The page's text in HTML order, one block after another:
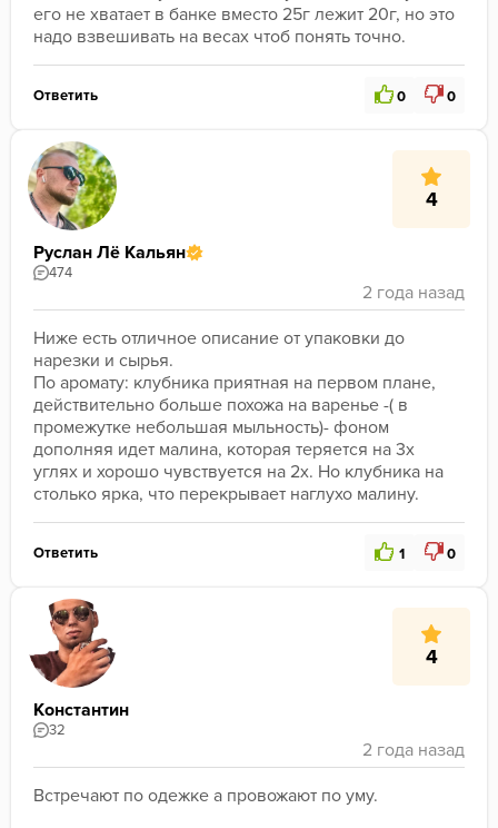
его не хватает в банке вместо 25г лежит 20г, но это
надо взвешивать на весах чтоб понять точно.
Ответить 0 0
4
Руслан Лё Кальян
474
Ниже есть отличное описание от упаковки до
нарезки и сырья.
По аромату: клубника приятная на первом плане,
действительно больше похожа на варенье -( в
промежутке небольшая мыльность)- фоном
дополняя идет малина, которая теряется на 3х
углях и хорошо чувствуется на 2х. Но клубника на
столько ярка, что перекрывает наглухо малину.
Ответить 1 0
4
Константин
32
Встречают по одежке а провожают по уму.